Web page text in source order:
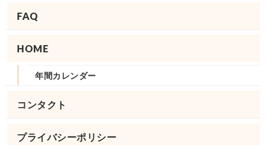
FAQ
HOME
年間カレンダー
コンタクト
プライバシーポリシー